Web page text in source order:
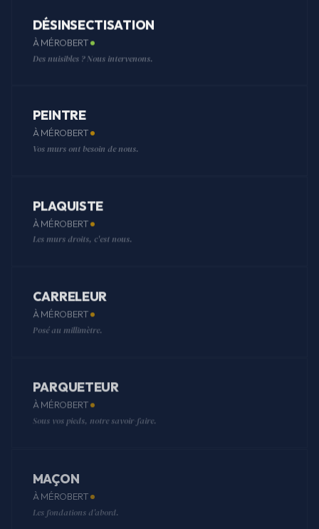
DÉSINSECTISATION
À MÉROBERT
Des nuisibles ? Nous intervenons.
PEINTRE
À MÉROBERT
Vos murs ont besoin de nous.
PLAQUISTE
À MÉROBERT
Les murs droits, c'est nous.
CARRELEUR
À MÉROBERT
Posé au millimètre.
PARQUETEUR
À MÉROBERT
Sous vos pieds, notre savoir-faire.
MAÇON
À MÉROBERT
Les fondations d'abord.